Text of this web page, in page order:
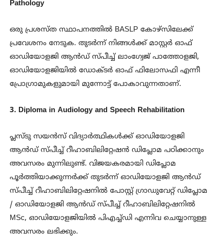
Pathology
ഒരു പ്രശസ്ത സ്ഥാപനത്തിൽ BASLP കോഴ്സിലേക്ക്
പ്രവേശനം നേടുക. തുടർന്ന് നിങ്ങൾക്ക് മാസ്റ്റർ ഓഫ്
ഓഡിയോളജി ആൻഡ് സ്പീച്ച് ലാംഗ്വേജ് പാത്തോളജി,
ഓഡിയോളജിയിൽ ഡോക്ടർ ഓഫ് ഫിലോസഫി എന്നീ
പ്രോഗ്രാമുകളുമായി മുന്നോട്ട് പോകാവുന്നതാണ്.
3. Diploma in Audiology and Speech Rehabilitation
പ്ലസ്‌ടു സയൻസ് വിദ്യാർത്ഥികൾക്ക് ഓഡിയോളജി
ആൻഡ് സ്പീച്ച് റീഹാബിലിറ്റേഷൻ ഡിപ്ലോമ പഠിക്കാനും
അവസരം മുന്നിലുണ്ട്. വിജയകരമായി ഡിപ്ലോമ
പൂർത്തിയാക്കുന്നർക്ക് തുടർന്ന് ഓഡിയോളജി ആൻഡ്
സ്പീച്ച് റീഹാബിലിറ്റേഷനിൽ പോസ്റ്റ് ഗ്രാഡുവേറ്റ് ഡിപ്ലോമ
/ ഓഡിയോളജി ആൻഡ് സ്പീച്ച് റീഹാബിലിറ്റേഷനിൽ
MSc, ഓഡിയോളജിയിൽ പിഎച്ച്ഡി എന്നിവ ചെയ്യാനുള്ള
അവസരം ലഭിക്കും.